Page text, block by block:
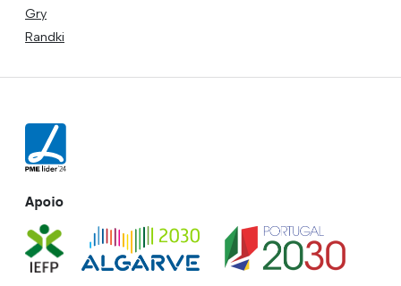
Gry
Randki
Apoio